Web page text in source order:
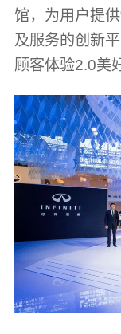
馆，为用户提
及服务的创新
顾客体验2.0美